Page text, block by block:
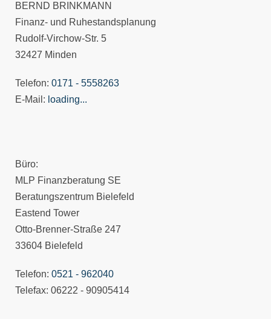
BERND BRINKMANN
Finanz- und Ruhestandsplanung
Rudolf-Virchow-Str. 5
32427 Minden
Telefon: 0171 - 5558263
E-Mail: loading...
Büro:
MLP Finanzberatung SE
Beratungszentrum Bielefeld
Eastend Tower
Otto-Brenner-Straße 247
33604 Bielefeld
Telefon: 0521 - 962040
Telefax: 06222 - 90905414